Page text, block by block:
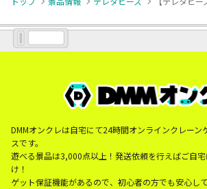
DMMオンクレは自宅にて24時間オンラインクレーン
スです。
遊べる景品は3,000点以上！発送依頼を行えばご自
け！
ゲット保証機能があるので、初心者の方でも安心して